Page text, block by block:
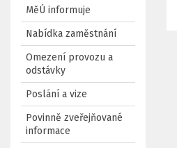
MěÚ informuje
Nabídka zaměstnání
Omezení provozu a
odstávky
Poslání a vize
Povinně zveřejňované
informace